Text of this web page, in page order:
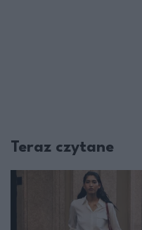
Teraz czytane